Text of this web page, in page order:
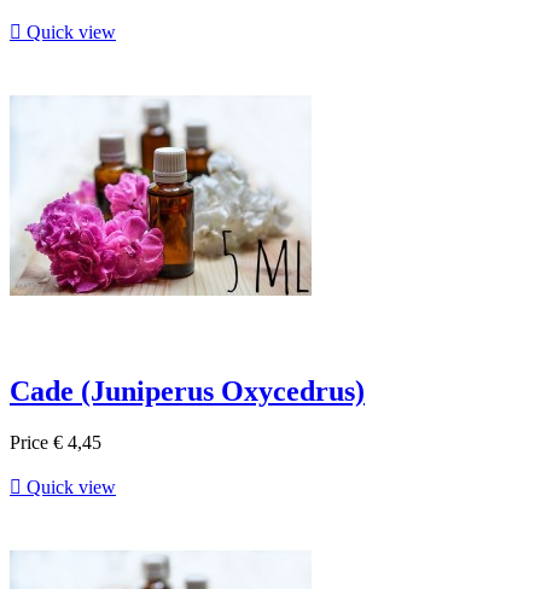
 Quick view
Cade (Juniperus Oxycedrus)
Price € 4,45
 Quick view